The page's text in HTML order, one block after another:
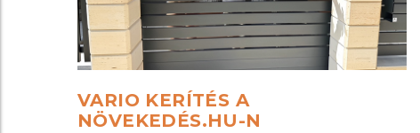
VARIO KERÍTÉS A
NÖVEKEDÉS.HU-N